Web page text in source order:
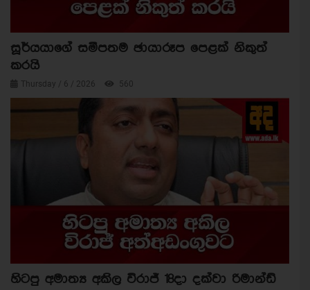
සූර්යයාගේ සමීපතම ඡායාරූප පෙළක් නිකුත්
කරයි
Thursday / 6 / 2026 560
හිටපු අමාත්‍ය අකිල විරාජ් 18දා දක්වා රිමාන්ඩ්